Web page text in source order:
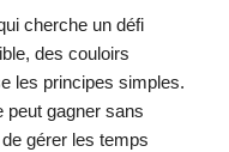
cherche un défi
des couloirs
les principes simples.
peut gagner sans
gérer les temps